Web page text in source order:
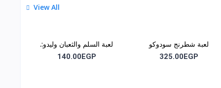
View All
لعبة شطرنج سودوكو
مغناطيس كود1030
325.00EGP
لعبة السلم والثعبان وليدو:.
كود اللعبه :. 1035
140.00EGP